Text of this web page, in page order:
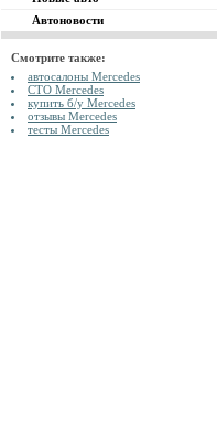
Автоновости
Смотрите также:
автосалоны Mercedes
СТО Mercedes
купить б/у Mercedes
отзывы Mercedes
тесты Mercedes